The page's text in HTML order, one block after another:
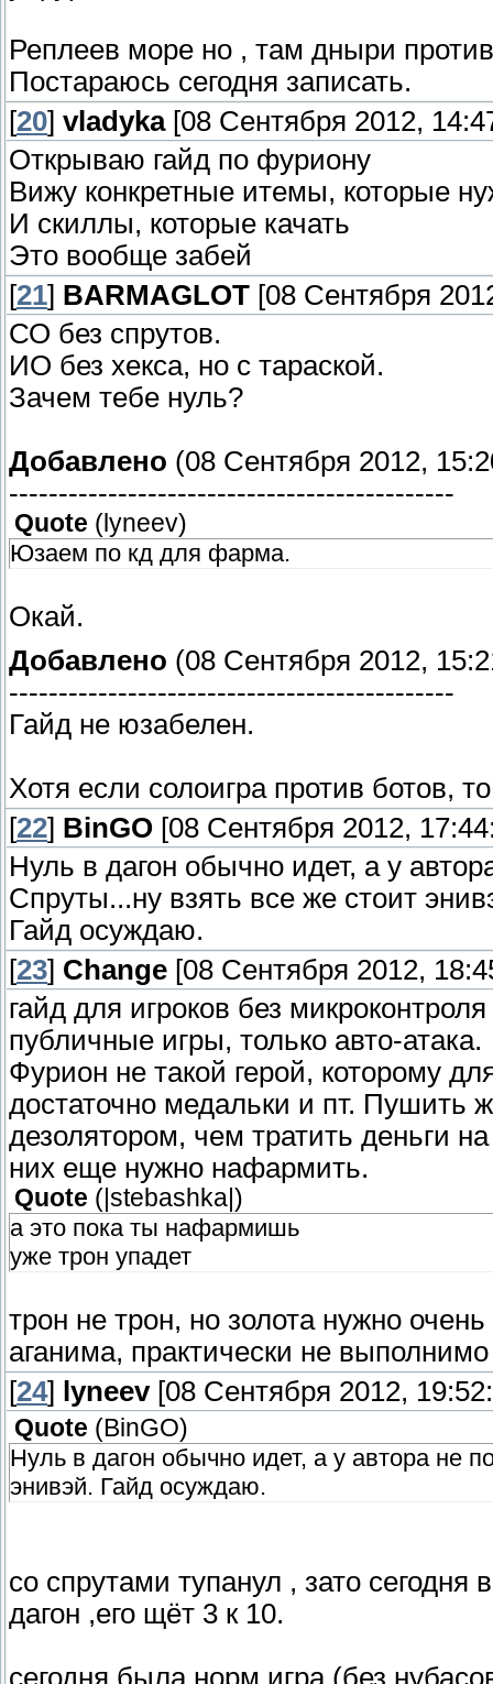
Реплеев море но , там дныри
Постараюсь сегодня записать.
[20] vladyka[08 Сентября 2012,
Открываю гайд по фуриону
Вижу конкретные итемы, которые
И скиллы, которые качать
Это вообще забей
[21] BARMAGLOT [08 Сентября
СО без спрутов.
ИО без хекса, но с тараской.
Зачем тебе нуль?
Добавлено (08 Сентября 2012,
---------------------------------------------
Quote ( lyneev)
Юзаем по кд для фарма.
Окай.
Добавлено (08 Сентября 2012,
---------------------------------------------
Гайд не юзабелен.
Хотя если солоигра против ботов,
[22] BinGO [08 Сентября 2012,
Нуль в дагон обычно идет, а у
Спруты...ну взять все же стоит
Гайд осуждаю.
[23] Change [08 Сентября 2012,
гайд для игроков без
публичные игры, только авто-атака.
Фурион не такой герой, которому
достаточно медальки и пт. Пушить
дезолятором, чем тратить деньги
них еще нужно нафармить.
Quote ( |stebashka| )
а это пока ты нафармишь
уже трон упадет
трон не трон, но золота нужно
аганима, практически не выполнимо
[24] lyneev[08 Сентября 2012,
Quote ( BinGO)
Нуль в дагон обычно идет, а у автора не
энивэй. Гайд осуждаю.
со спрутами тупанул , зато
дагон ,его щёт 3 к 10.
сегодня была норм игра (без